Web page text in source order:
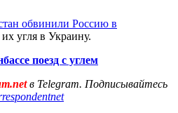
обвинили Россию в
угля в Украину.
поезд с углем
в Telegram. Подписывайтесь